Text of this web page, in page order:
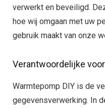
verwerkt en beveiligd.
hoe wij omgaan met uw
gebruik maakt van onze
Verantwoordelijke
Warmtepomp DIY is de
gegevensverwerking. In